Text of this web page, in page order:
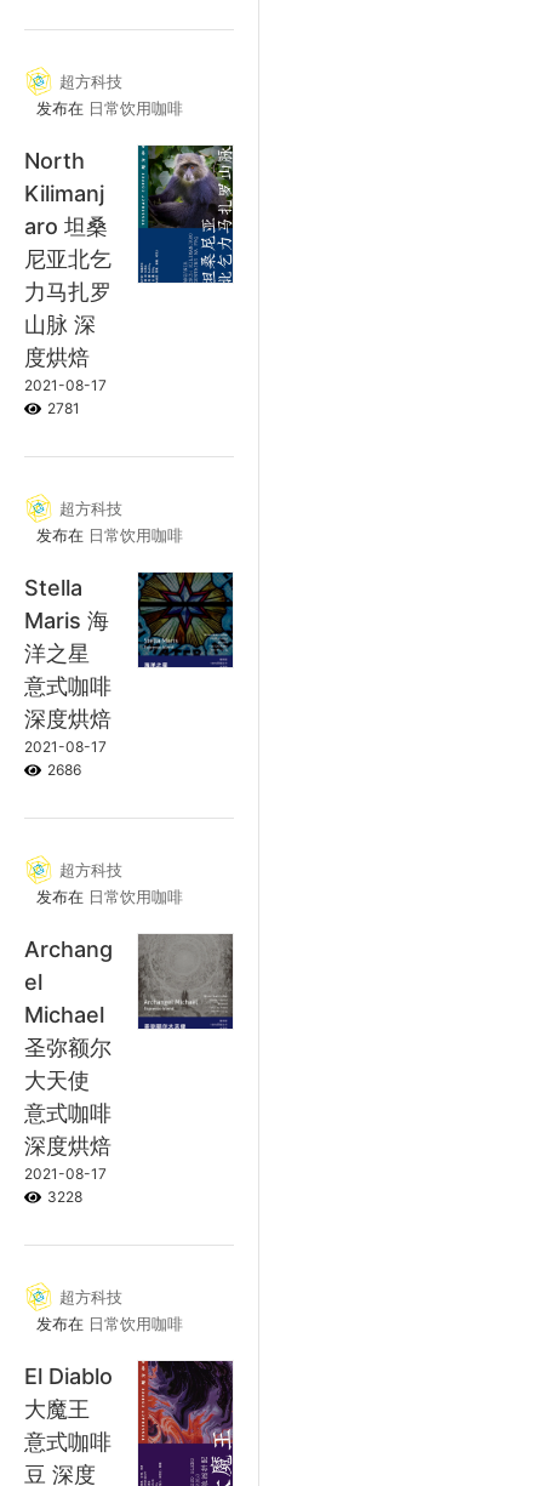
超方科技
发布在 日常饮用咖啡
North
Kilimanj
aro 坦桑
尼亚北乞
力马扎罗
山脉 深
度烘焙
2021-08-17
2781
超方科技
发布在 日常饮用咖啡
Stella
Maris 海
洋之星
意式咖啡
深度烘焙
2021-08-17
2686
超方科技
发布在 日常饮用咖啡
Archang
el
Michael
圣弥额尔
大天使
意式咖啡
深度烘焙
2021-08-17
3228
超方科技
发布在 日常饮用咖啡
El Diablo
大魔王
意式咖啡
豆 深度